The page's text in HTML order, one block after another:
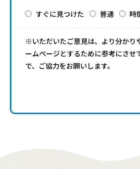
すぐに見つけた
普通 時
※いただいたご意見は、より分かり
ームページとするために参考にさせ
で、ご協力をお願いします。